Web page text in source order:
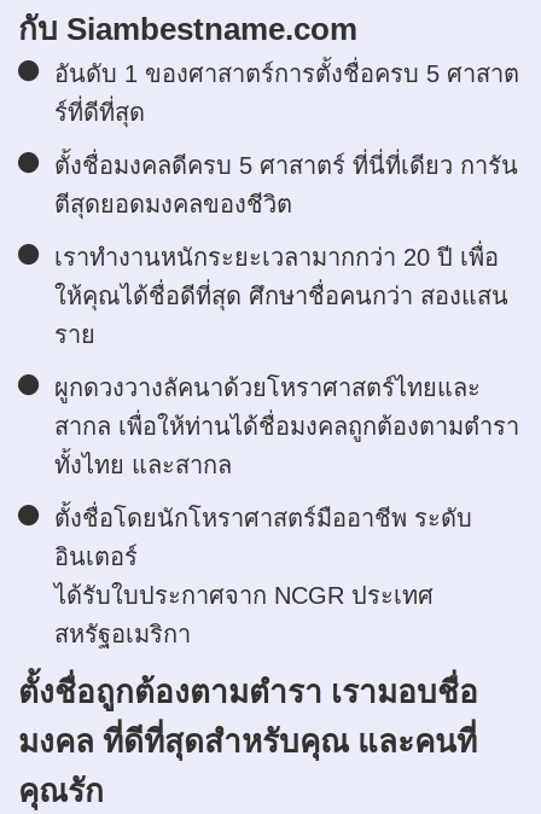
กับ Siambestname.com
อันดับ 1 ของศาสาตร์การตั้งชื่อครบ 5 ศาสาต
ร์ที่ดีที่สุด
ตั้งชื่อมงคลดีครบ 5 ศาสาตร์ ที่นี่ที่เดียว การัน
ตีสุดยอดมงคลของชีวิต
เราทำงานหนักระยะเวลามากกว่า 20 ปี เพื่อ
ให้คุณได้ชื่อดีที่สุด ศึกษาชื่อคนกว่า สองแสน
ราย
ผูกดวงวางลัคนาด้วยโหราศาสตร์ไทยและ
สากล เพื่อให้ท่านได้ชื่อมงคลถูกต้องตามตำรา
ทั้งไทย และสากล
ตั้งชื่อโดยนักโหราศาสตร์มืออาชีพ ระดับ
อินเตอร์
ได้รับใบประกาศจาก NCGR ประเทศ
สหรัฐอเมริกา
ตั้งชื่อถูกต้องตามตำรา เรามอบชื่อ
มงคล ที่ดีที่สุดสำหรับคุณ และคนที่
คุณรัก